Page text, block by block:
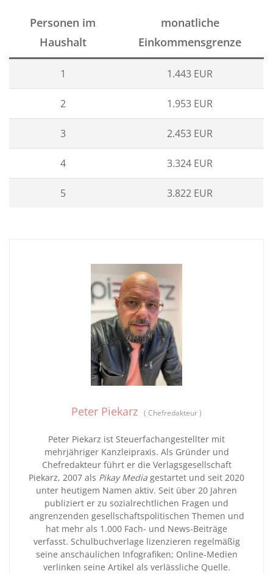
Personen im
Haushalt
monatliche
Einkommensgrenze
1 1.443 EUR
2 1.953 EUR
3 2.453 EUR
4 3.324 EUR
5 3.822 EUR
Peter Piekarz ( Chefredakteur)
Peter Piekarz ist Steuerfachangestellter mit
mehrjähriger Kanzleipraxis. Als Gründer und
Chefredakteur führt er die Verlagsgesellschaft
Piekarz, 2007 als Pikay Media gestartet und seit 2020
unter heutigem Namen aktiv. Seit über 20 Jahren
publiziert er zu sozialrechtlichen Fragen und
angrenzenden gesellschaftspolitischen Themen und
hat mehr als 1.000 Fach- und News-Beiträge
verfasst. Schulbuchverlage lizenzieren regelmäßig
seine anschaulichen Infografiken; Online-Medien
verlinken seine Artikel als verlässliche Quelle.